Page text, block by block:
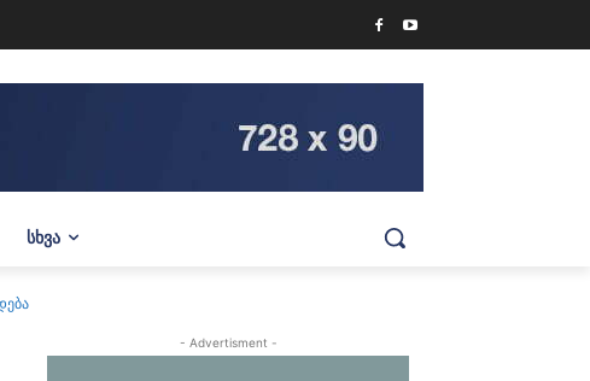
ᲡᲮᲕᲐ
- Advertisment -